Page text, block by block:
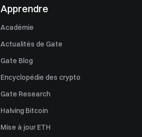
Apprendre
Académie
Actualités de Gate
Gate Blog
Encyclopédie des crypto
Gate Research
Halving Bitcoin
Mise à jour ETH